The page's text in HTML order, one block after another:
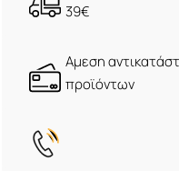
39€
Αμεση
προϊόντων